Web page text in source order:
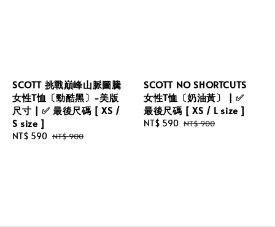
SCOTT 挑戰巔峰山脈圖騰
女性T恤〔勁酷黑〕-美版
尺寸 | ✅ 最後尺碼 [ XS /
S size ]
Sale
NT$ 590 Regular
NT$ 900
SCOTT NO SHORTCUTS
女性T恤〔奶油黃〕 | ✅
最後尺碼 [ XS / L size ]
Sale
NT$ 590 Regular
NT$ 900